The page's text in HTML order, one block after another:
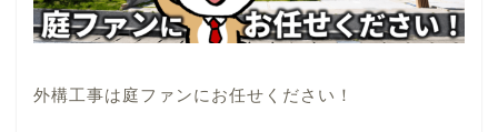
外構工事は庭ファンにお任せください！